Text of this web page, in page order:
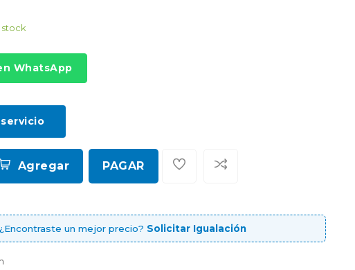
stock
WhatsApp
Agregar PAGAR
¿Encontraste un mejor precio? Solicitar Igualación